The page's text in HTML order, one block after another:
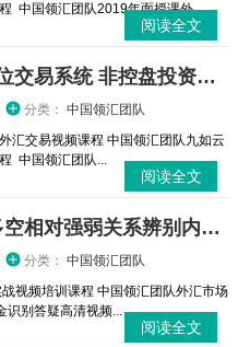
中国领汇团队2019年面授课外...
阅读全文
中国领汇团队波动原理入场位交易系统 非控盘投资市场外汇系统培训视频课程 赠送答疑课
分类： 中国领汇团队
汇交易视频课程 中国领汇团队九如云
中国领汇团队...
阅读全文
中国领汇团队 2018年资金多空相对强弱关系辨别内训班 外汇实战培训视频课程
分类： 中国领汇团队
视频培训课程 中国领汇团队外汇市场
识别答疑高清视频...
阅读全文